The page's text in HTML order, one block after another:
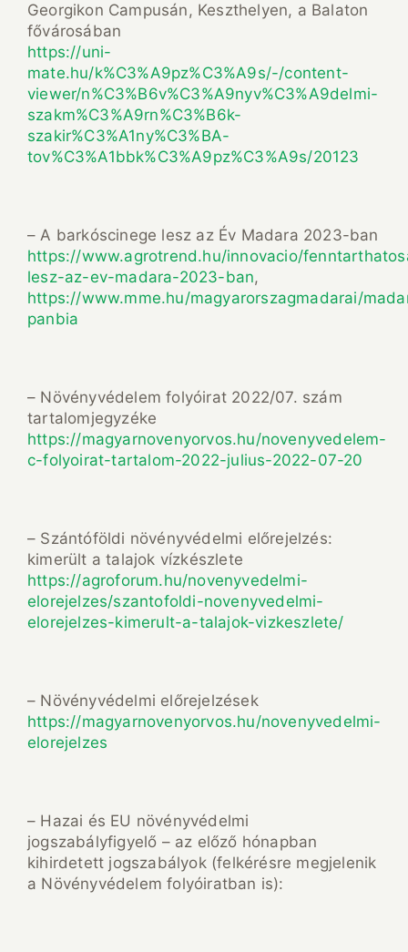
Georgikon Campusán, Keszthelyen, a Balaton
fővárosában
https://uni-
mate.hu/k%C3%A9pz%C3%A9s/-/content-
viewer/n%C3%B6v%C3%A9nyv%C3%A9delmi-
szakm%C3%A9rn%C3%B6k-
szakir%C3%A1ny%C3%BA-
tov%C3%A1bbk%C3%A9pz%C3%A9s/20123
– A barkóscinege lesz az Év Madara 2023-ban
https://www.agrotrend.hu/innovacio/
lesz-az-ev-madara-2023-ban,
https://www.mme.hu/magyarorszagmadarai/
panbia
– Növényvédelem folyóirat 2022/07. szám
tartalomjegyzéke
https://magyarnovenyorvos.hu/novenyvedelem-
c-folyoirat-tartalom-2022-julius-2022-07-20
– Szántóföldi növényvédelmi előrejelzés:
kimerült a talajok vízkészlete
https://agroforum.hu/novenyvedelmi-
elorejelzes/szantofoldi-novenyvedelmi-
elorejelzes-kimerult-a-talajok-vizkeszlete/
– Növényvédelmi előrejelzések
https://magyarnovenyorvos.hu/novenyvedelmi-
elorejelzes
– Hazai és EU növényvédelmi
jogszabályfigyelő – az előző hónapban
kihirdetett jogszabályok (felkérésre megjelenik
a Növényvédelem folyóiratban is):